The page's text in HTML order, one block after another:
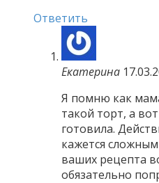
Ответить
Екатерина
Я помню как
такой торт, а
готовила.
кажется
ваших рецепта
обязательно